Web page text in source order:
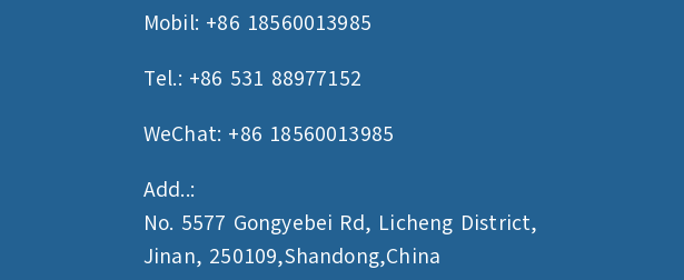
Mobil: +86 18560013985
Tel.: +86 531 88977152
WeChat: +86 18560013985
Add..:
No. 5577 Gongyebei Rd, Licheng District,
Jinan, 250109,Shandong,China